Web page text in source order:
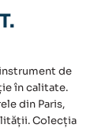
de
în calitate.
din Paris,
Colecția